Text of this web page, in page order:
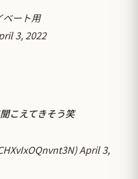
ート用
3, 2022
こえてきそう笑
April 3,